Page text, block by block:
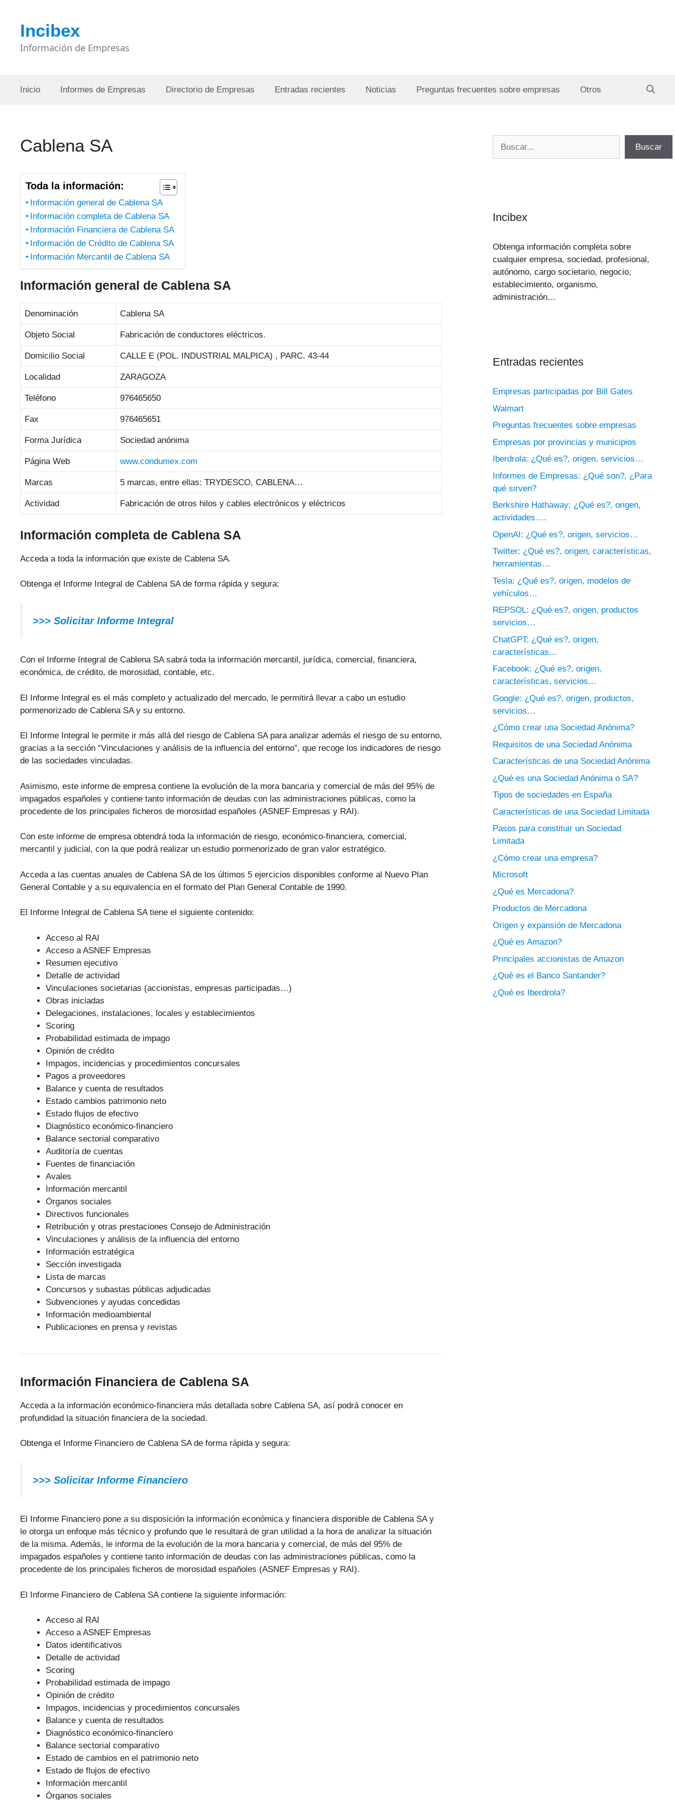
contenidoIncibex
Información de Empresas
Inicio Informes de Empresas Directorio de Empresas Entradas recientes Noticias Preguntas frecuentes sobre empresas Otros
Cablena SA
Toda la información:
Información general de Cablena SA
Información completa de Cablena SA
Información Financiera de Cablena SA
Información de Crédito de Cablena SA
Información Mercantil de Cablena SA
Información general de Cablena SA
Denominación Cablena SA
Objeto Social Fabricación de conductores eléctricos.
Domicilio Social CALLE E (POL. INDUSTRIAL MALPICA) , PARC. 43-44
Localidad ZARAGOZA
Teléfono 976465650
Fax 976465651
Forma Jurídica Sociedad anónima
Página Web www.condumex.com
Marcas 5 marcas, entre ellas: TRYDESCO, CABLENA…
Actividad Fabricación de otros hilos y cables electrónicos y eléctricos
Información completa de Cablena SA
Acceda a toda la información que existe de Cablena SA.
Obtenga el Informe Integral de Cablena SA de forma rápida y segura:
>>> Solicitar Informe Integral
Con el Informe Integral de Cablena SA sabrá toda la información mercantil, jurídica, comercial, financiera,
económica, de crédito, de morosidad, contable, etc.
El Informe Integral es el más completo y actualizado del mercado, le permitirá llevar a cabo un estudio
pormenorizado de Cablena SA y su entorno.
El Informe Integral le permite ir más allá del riesgo de Cablena SA para analizar además el riesgo de su entorno,
gracias a la sección “Vinculaciones y análisis de la influencia del entorno”, que recoge los indicadores de riesgo
de las sociedades vinculadas.
Asimismo, este informe de empresa contiene la evolución de la mora bancaria y comercial de más del 95% de
impagados españoles y contiene tanto información de deudas con las administraciones públicas, como la
procedente de los principales ficheros de morosidad españoles (ASNEF Empresas y RAI).
Con este informe de empresa obtendrá toda la información de riesgo, económico-financiera, comercial,
mercantil y judicial, con la que podrá realizar un estudio pormenorizado de gran valor estratégico.
Acceda a las cuentas anuales de Cablena SA de los últimos 5 ejercicios disponibles conforme al Nuevo Plan
General Contable y a su equivalencia en el formato del Plan General Contable de 1990.
El Informe Integral de Cablena SA tiene el siguiente contenido:
Acceso al RAI
Acceso a ASNEF Empresas
Resumen ejecutivo
Detalle de actividad
Vinculaciones societarias (accionistas, empresas participadas…)
Obras iniciadas
Delegaciones, instalaciones, locales y establecimientos
Scoring
Probabilidad estimada de impago
Opinión de crédito
Impagos, incidencias y procedimientos concursales
Pagos a proveedores
Balance y cuenta de resultados
Estado cambios patrimonio neto
Estado flujos de efectivo
Diagnóstico económico-financiero
Balance sectorial comparativo
Auditoría de cuentas
Fuentes de financiación
Avales
Información mercantil
Órganos sociales
Directivos funcionales
Retribución y otras prestaciones Consejo de Administración
Vinculaciones y análisis de la influencia del entorno
Información estratégica
Sección investigada
Lista de marcas
Concursos y subastas públicas adjudicadas
Subvenciones y ayudas concedidas
Información medioambiental
Publicaciones en prensa y revistas
Información Financiera de Cablena SA
Acceda a la información económico-financiera más detallada sobre Cablena SA, así podrá conocer en
profundidad la situación financiera de la sociedad.
Obtenga el Informe Financiero de Cablena SA de forma rápida y segura:
>>> Solicitar Informe Financiero
El Informe Financiero pone a su disposición la información económica y financiera disponible de Cablena SA y
le otorga un enfoque más técnico y profundo que le resultará de gran utilidad a la hora de analizar la situación
de la misma. Además, le informa de la evolución de la mora bancaria y comercial, de más del 95% de
impagados españoles y contiene tanto información de deudas con las administraciones públicas, como la
procedente de los principales ficheros de morosidad españoles (ASNEF Empresas y RAI).
El Informe Financiero de Cablena SA contiene la siguiente información:
Acceso al RAI
Acceso a ASNEF Empresas
Datos identificativos
Detalle de actividad
Scoring
Probabilidad estimada de impago
Opinión de crédito
Impagos, incidencias y procedimientos concursales
Balance y cuenta de resultados
Diagnóstico económico-financiero
Balance sectorial comparativo
Estado de cambios en el patrimonio neto
Estado de flujos de efectivo
Información mercantil
Órganos sociales
Buscar
Incibex
Obtenga información completa sobre
cualquier empresa, sociedad, profesional,
autónomo, cargo societario, negocio,
establecimiento, organismo,
administración…
Entradas recientes
Empresas participadas por Bill Gates
Walmart
Preguntas frecuentes sobre empresas
Empresas por provincias y municipios
Iberdrola: ¿Qué es?, origen, servicios…
Informes de Empresas: ¿Qué son?, ¿Para
qué sirven?
Berkshire Hathaway: ¿Qué es?, origen,
actividades….
OpenAI: ¿Qué es?, origen, servicios…
Twitter: ¿Qué es?, origen, características,
herramientas…
Tesla: ¿Qué es?, origen, modelos de
vehículos…
REPSOL: ¿Qué es?, origen, productos
servicios…
ChatGPT: ¿Qué es?, origen,
características…
Facebook: ¿Qué es?, origen,
características, servicios…
Google: ¿Qué es?, origen, productos,
servicios…
¿Cómo crear una Sociedad Anónima?
Requisitos de una Sociedad Anónima
Características de una Sociedad Anónima
¿Qué es una Sociedad Anónima o SA?
Tipos de sociedades en España
Características de una Sociedad Limitada
Pasos para constituir un Sociedad
Limitada
¿Cómo crear una empresa?
Microsoft
¿Qué es Mercadona?
Productos de Mercadona
Origen y expansión de Mercadona
¿Qué es Amazon?
Principales accionistas de Amazon
¿Qué es el Banco Santander?
¿Qué es Iberdrola?